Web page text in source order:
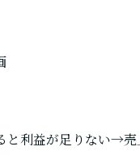
と利益が足りない→